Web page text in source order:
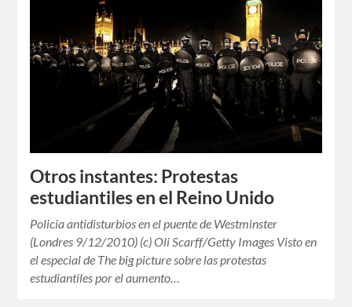
Otros instantes: Protestas
estudiantiles en el Reino Unido
Policia antidisturbios en el puente de Westminster
(Londres 9/12/2010) (c) Oli Scarff/Getty Images Visto en
el especial de The big picture sobre las protestas
estudiantiles por el aumento…